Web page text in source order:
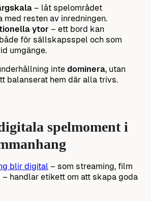
– låt spelområdet
med resten av inredningen.
ytor – ett bord kan
för sällskapsspel och som
umgänge.
inte dominera, utan
balanserat hem där alla trivs.
spelmoment i
blir digital – som streaming, film
handlar etikett om att skapa goda